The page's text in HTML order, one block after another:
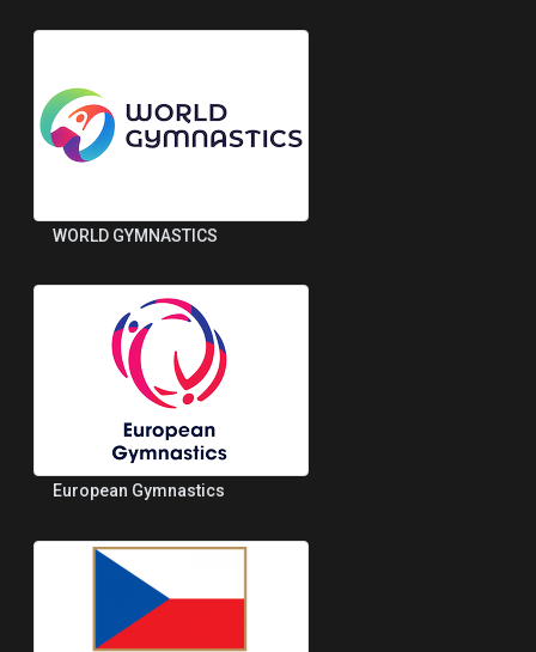
WORLD GYMNASTICS
European Gymnastics